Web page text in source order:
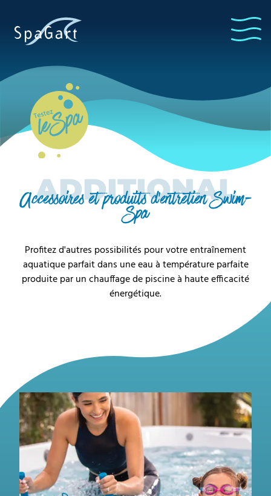
Whirl Pool
testen
ADDITIONAL
Accessoires et produits d'entretien Swim-
Spa
Profitez d'autres possibilités pour votre entraînement
aquatique parfait dans une eau à température parfaite
produite par un chauffage de piscine à haute efficacité
énergétique.